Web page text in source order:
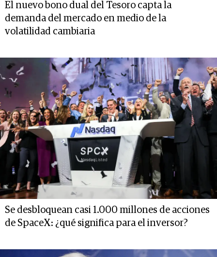
El nuevo bono dual del Tesoro capta la
demanda del mercado en medio de la
volatilidad cambiaria
Se desbloquean casi 1.000 millones de acciones
de SpaceX: ¿qué significa para el inversor?